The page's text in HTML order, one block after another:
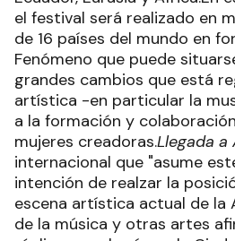
el festival será realizado en
de 16 países del mundo en
Fenómeno que puede
grandes cambios que está
artística -en particular la
a la formación y
mujeres creadoras.Llegada a
internacional que "asume
intención de realzar la
escena artística actual de la
de la música y otras artes